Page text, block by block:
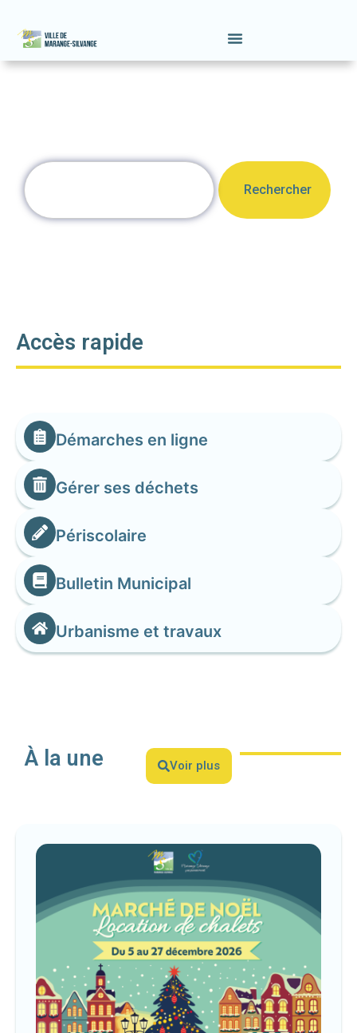
Rechercher
Accès rapide
Démarches en ligne
Gérer ses déchets
Périscolaire
Bulletin Municipal
Urbanisme et travaux
À la une Voir plus